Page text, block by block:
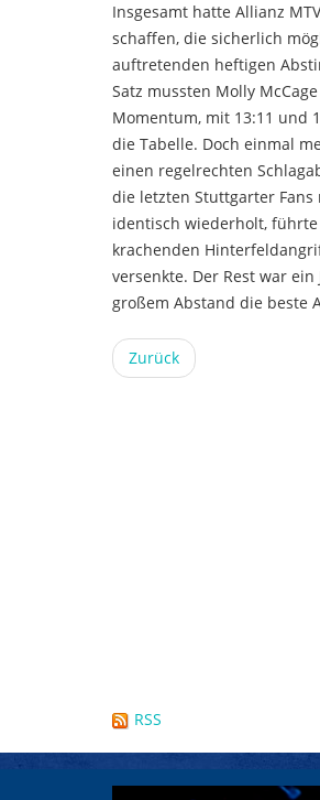
Insgesamt hatte Allianz
schaffen, die sicherlich
auftretenden heftigen
Satz mussten Molly
Momentum, mit 13:11 und
die Tabelle. Doch einmal
einen regelrechten
die letzten Stuttgarter
identisch wiederholt,
krachenden
versenkte. Der Rest war
großem Abstand die beste
Zurück
RSS